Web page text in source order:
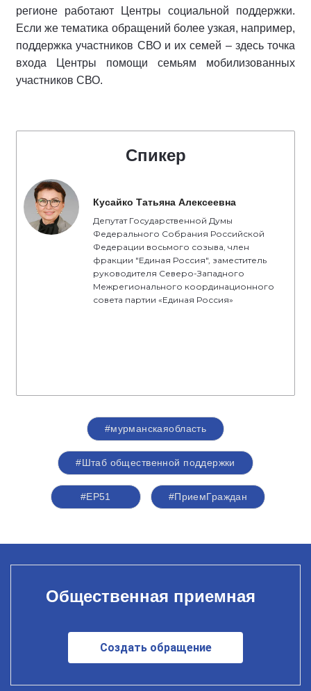
регионе работают Центры социальной поддержки.
Если же тематика обращений более узкая, например,
поддержка участников СВО и их семей – здесь точка
входа Центры помощи семьям мобилизованных
участников СВО.
Спикер
Кусайко Татьяна Алексеевна
Депутат Государственной Думы
Федерального Собрания Российской
Федерации восьмого созыва, член
фракции "Единая Россия", заместитель
руководителя Северо-Западного
Межрегионального координационного
совета партии «Единая Россия»
#мурманскаяобласть
#Штаб общественной поддержки
#ЕР51 #ПриемГраждан
Общественная приемная
Создать обращение